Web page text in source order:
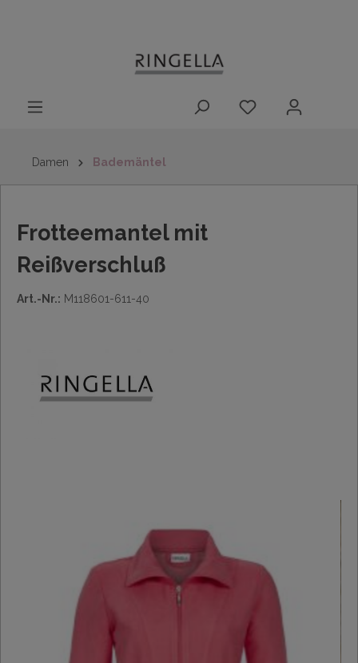
Damen Bademäntel
Frotteemantel mit
Reißverschluß
Art.-Nr.: M118601-611-40